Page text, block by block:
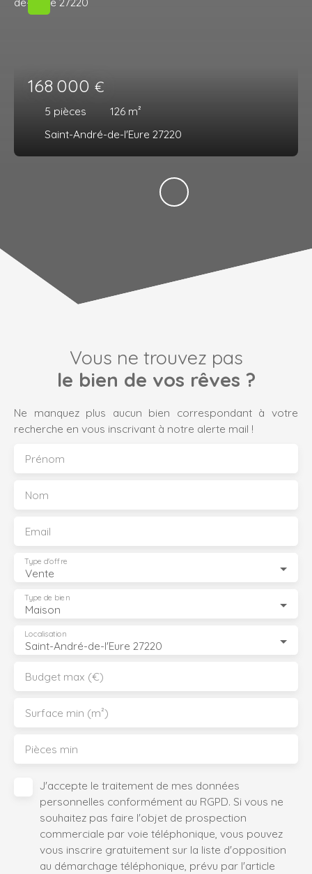
168 000 €
5 pièces 126 m²
Saint-André-de-l'Eure 27220
Vous ne trouvez pas
le bien de vos rêves ?
Ne manquez plus aucun bien correspondant à votre
recherche en vous inscrivant à notre alerte mail !
Prénom
Nom
Email
Vente
Type d'offre
Maison
Type de bien
Saint-André-de-l'Eure 27220
Localisation
Budget max (€)
Surface min (m²)
Pièces min
J'accepte le traitement de mes données
personnelles conformément au RGPD. Si vous ne
souhaitez pas faire l'objet de prospection
commerciale par voie téléphonique, vous pouvez
vous inscrire gratuitement sur la liste d'opposition
au démarchage téléphonique, prévu par l'article